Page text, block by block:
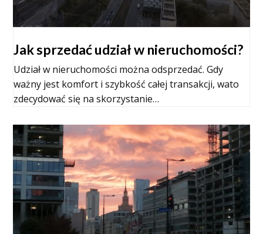
Jak sprzedać udział w nieruchomości?
Udział w nieruchomości można odsprzedać. Gdy
ważny jest komfort i szybkość całej transakcji, wato
zdecydować się na skorzystanie…